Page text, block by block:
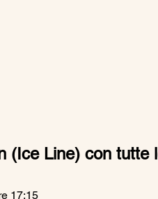
(Ice Line) con tutte
17:15